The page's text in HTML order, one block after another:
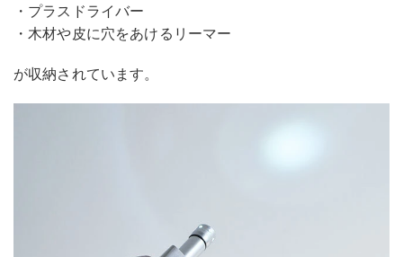
・プラスドライバー
・木材や皮に穴をあけるリーマー
が収納されています。